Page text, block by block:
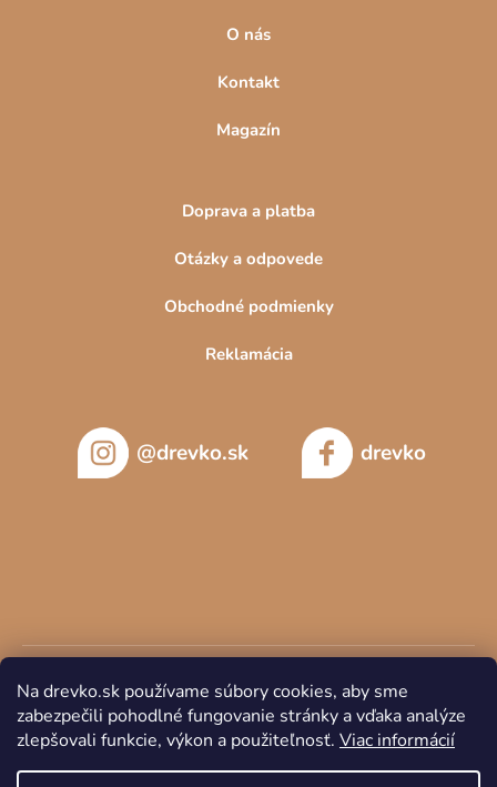
Na drevko.sk používame súbory cookies, aby sme
zabezpečili pohodlné fungovanie stránky a vďaka analýze
zlepšovali funkcie, výkon a použiteľnosť. Viac informácií
O nás
Kontakt
Magazín
Doprava a platba
Otázky a odpovede
Obchodné podmienky
Reklamácia
@drevko.sk drevko